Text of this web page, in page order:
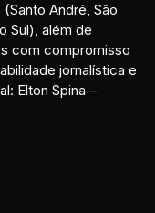
André, São
Sul), além de
com compromisso
jornalística e
Elton Spina –